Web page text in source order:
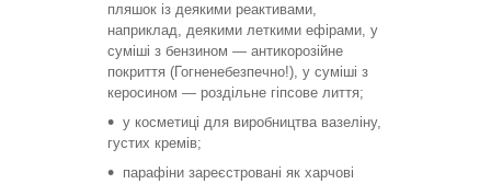
пляшок із деякими реактивами,
наприклад, деякими леткими ефірами, у
суміші з бензином — антикорозійне
покриття (Гогненебезпечно!), у суміші з
керосином — роздільне гіпсове лиття;
у косметиці для виробництва вазеліну,
густих кремів;
парафіни зареєстровані як харчові